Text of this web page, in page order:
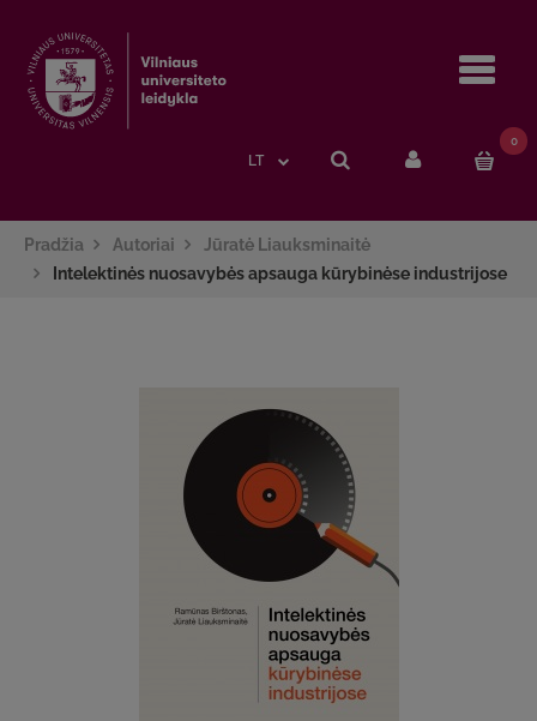
LT
0
Pradžia Autoriai
Jūratė Liauksminaitė
Intelektinės nuosavybės apsauga kūrybinėse industrijose